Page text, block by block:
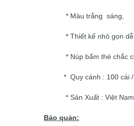
* Màu trắng sáng,
* Thiết kế nhỏ gọn dễ
* Núp bấm thẻ chắc
* Quy cánh : 100 cái /
* Sản Xuất : Việt Nam
Bảo quản: